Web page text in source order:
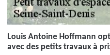
Louis Antoine Hoffmann
avec des petits travaux à